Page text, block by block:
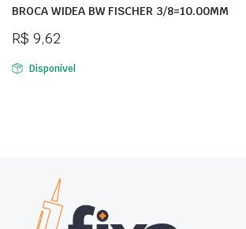
BROCA WIDEA BW FISCHER 3/8=10.00MM
R$ 9,62
Disponível